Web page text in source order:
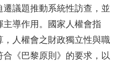
議題推動系統性訪查，並
導作用。國家人權會指
人權會之財政獨立性與職
《巴黎原則》的要求，以